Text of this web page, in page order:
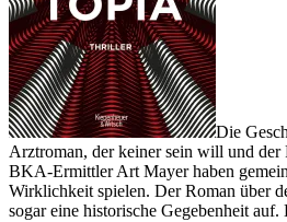
Die
Arztroman, der keiner sein will und der
BKA-Ermittler Art Mayer haben
Wirklichkeit spielen. Der Roman über
sogar eine historische Gegebenheit auf.